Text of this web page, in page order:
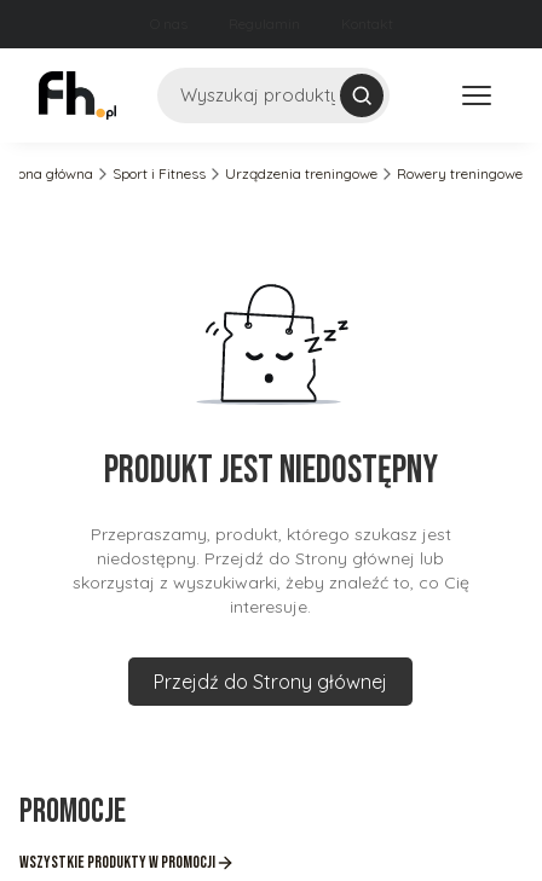
Szukaj
Strona główna Sport i Fitness Urządzenia treningowe Rowery treningowe
Produkt jest niedostępny
Przepraszamy, produkt, którego szukasz jest
niedostępny. Przejdź do Strony głównej lub
skorzystaj z wyszukiwarki, żeby znaleźć to, co Cię
interesuje.
Przejdź do Strony głównej
Promocje
Wszystkie produkty w promocji